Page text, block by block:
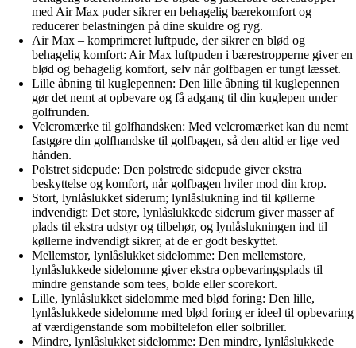
med Air Max puder sikrer en behagelig bærekomfort og
reducerer belastningen på dine skuldre og ryg.
Air Max – komprimeret luftpude, der sikrer en blød og
behagelig komfort: Air Max luftpuden i bærestropperne giver en
blød og behagelig komfort, selv når golfbagen er tungt læsset.
Lille åbning til kuglepennen: Den lille åbning til kuglepennen
gør det nemt at opbevare og få adgang til din kuglepen under
golfrunden.
Velcromærke til golfhandsken: Med velcromærket kan du nemt
fastgøre din golfhandske til golfbagen, så den altid er lige ved
hånden.
Polstret sidepude: Den polstrede sidepude giver ekstra
beskyttelse og komfort, når golfbagen hviler mod din krop.
Stort, lynlåslukket siderum; lynlåslukning ind til køllerne
indvendigt: Det store, lynlåslukkede siderum giver masser af
plads til ekstra udstyr og tilbehør, og lynlåslukningen ind til
køllerne indvendigt sikrer, at de er godt beskyttet.
Mellemstor, lynlåslukket sidelomme: Den mellemstore,
lynlåslukkede sidelomme giver ekstra opbevaringsplads til
mindre genstande som tees, bolde eller scorekort.
Lille, lynlåslukket sidelomme med blød foring: Den lille,
lynlåslukkede sidelomme med blød foring er ideel til opbevaring
af værdigenstande som mobiltelefon eller solbriller.
Mindre, lynlåslukket sidelomme: Den mindre, lynlåslukkede